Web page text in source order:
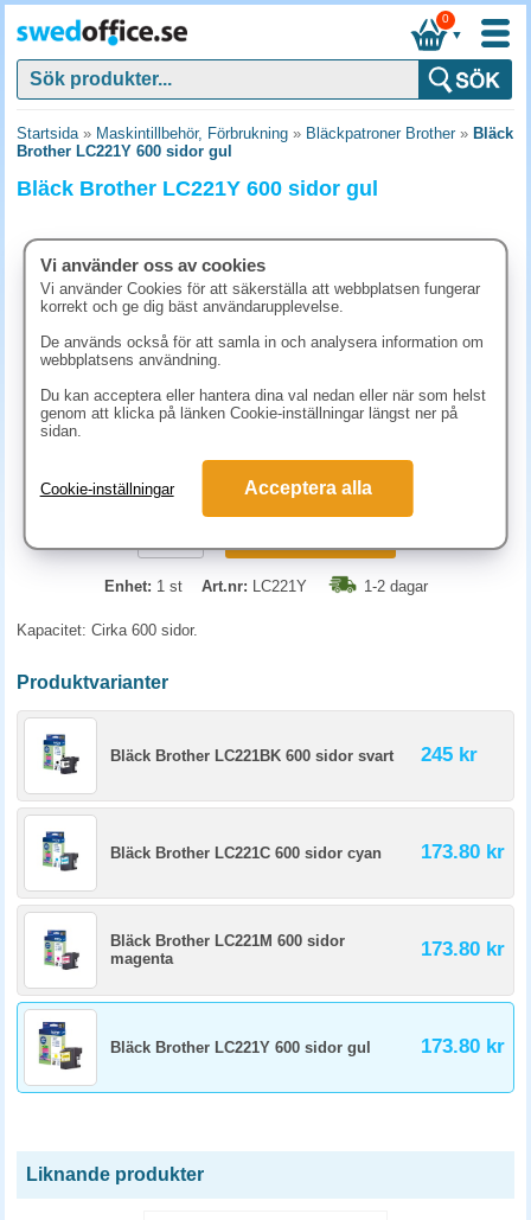
▼
0
Startsida» Maskintillbehör, Förbrukning » Bläckpatroner Brother» Bläck
Brother LC221Y 600 sidor gul
Bläck Brother LC221Y 600 sidor gul
173.80 kr (inkl. moms)
Enhet: 1 st Art.nr: LC221Y 1-2 dagar
Kapacitet: Cirka 600 sidor.
Produktvarianter
Bläck Brother LC221BK 600 sidor svart 245 kr
Bläck Brother LC221C 600 sidor cyan 173.80 kr
Bläck Brother LC221M 600 sidor
magenta
173.80 kr
Bläck Brother LC221Y 600 sidor gul 173.80 kr
Liknande produkter
Vi använder oss av cookies
Vi använder Cookies för att säkerställa att webbplatsen fungerar
korrekt och ge dig bäst användarupplevelse.
De används också för att samla in och analysera information om
webbplatsens användning.
Du kan acceptera eller hantera dina val nedan eller när som helst
genom att klicka på länken Cookie-inställningar längst ner på
sidan.
Cookie-inställningar Acceptera alla